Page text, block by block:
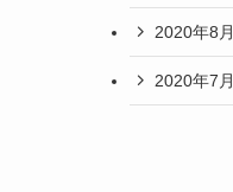
2020年8月
2020年7月